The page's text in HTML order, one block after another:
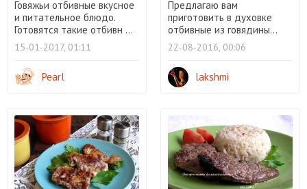
Говяжьи отбивные вкусное
и питательное блюдо.
Готовятся такие отбивн ...
15-01-2017, 01:11
Pearl
Предлагаю вам
приготовить в духовке
отбивные из говядины...
22-08-2016, 00:06
lakshmi